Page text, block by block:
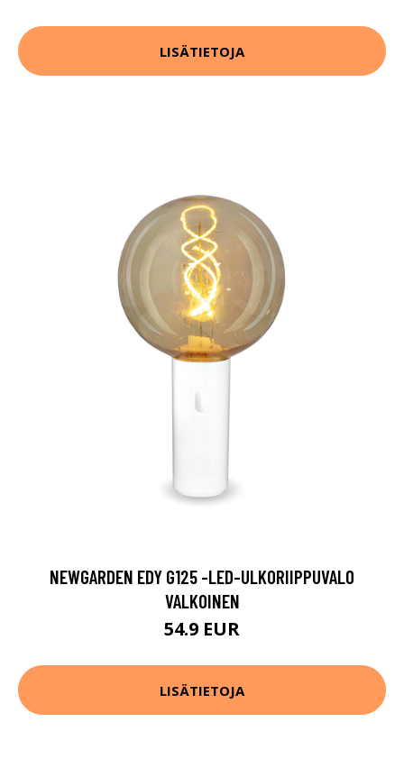
LISÄTIETOJA
NEWGARDEN EDY G125 -LED-ULKORIIPPUVALO
VALKOINEN
54.9 EUR
LISÄTIETOJA